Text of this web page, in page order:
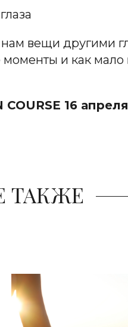
вещи другими
моменты и как
16
ТАКЖЕ